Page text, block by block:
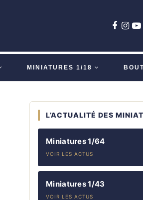
MINIATURES 1/18
L’ACTUALITÉ DES
Miniatures 1/64
VOIR LES ACTUS
Miniatures 1/43
VOIR LES ACTUS